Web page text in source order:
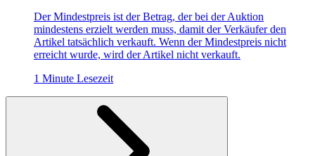
Der Mindestpreis ist der Betrag, der bei der Auktion
mindestens erzielt werden muss, damit der Verkäufer den
Artikel tatsächlich verkauft. Wenn der Mindestpreis nicht
erreicht wurde, wird der Artikel nicht verkauft.
1 Minute Lesezeit